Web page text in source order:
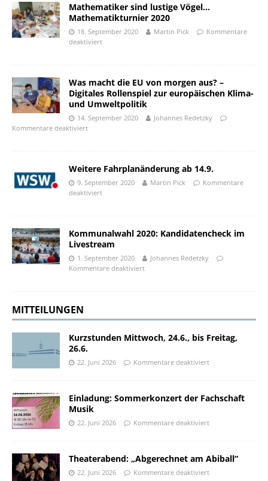
Mathematiker sind lustige Vögel…
Mathematikturnier 2020
18. September 2020 Martin Pick
Kommentare
deaktiviert
Was macht die EU von morgen aus? –
Digitales Rollenspiel zur europäischen Klima-
und Umweltpolitik
14. September 2020
Johannes Redetzky
Kommentare deaktiviert
Weitere Fahrplanänderung ab 14.9.
9. September 2020 Martin Pick
Kommentare
deaktiviert
Kommunalwahl 2020: Kandidatencheck im
Livestream
1. September 2020
Johannes Redetzky
Kommentare deaktiviert
MITTEILUNGEN
Kurzstunden Mittwoch, 24.6., bis Freitag,
26.6.
22. Juni 2026 Kommentare deaktiviert
Einladung: Sommerkonzert der Fachschaft
Musik
22. Juni 2026 Kommentare deaktiviert
Theaterabend: „Abgerechnet am Abiball“
22. Juni 2026 Kommentare deaktiviert